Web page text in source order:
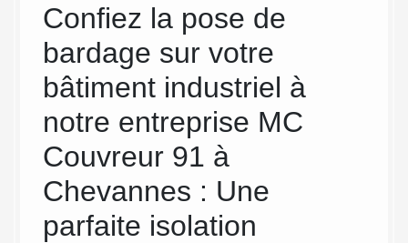
Confiez la pose de
bardage sur votre
bâtiment industriel à
notre entreprise MC
Couvreur 91 à
Chevannes : Une
parfaite isolation